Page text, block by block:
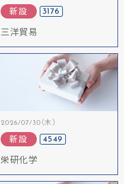
新設 3176
三洋貿易
2026/07/30（木）
新設 4549
栄研化学